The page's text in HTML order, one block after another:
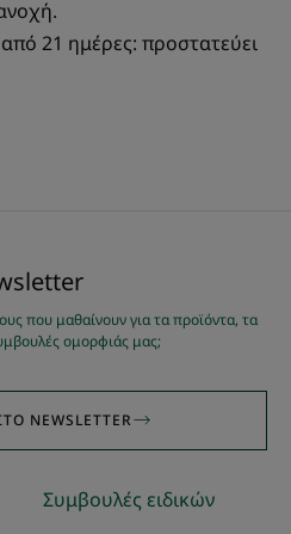
από την αφυδάτωση:
- δοκιμή ικανοποίησης με τους
σε πραγματικές συνθήκες.
21 ημέρες: προστατεύει
που μαθαίνουν για τα προϊόντα, τα
ομορφιάς μας;
NEWSLETTER
Συμβουλές ειδικών